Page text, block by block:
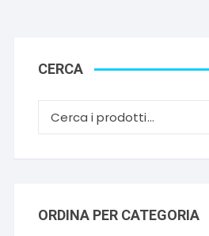
CERCA
ORDINA PER CATEGORIA